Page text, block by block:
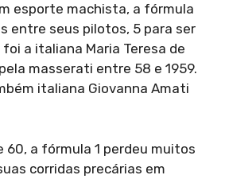
esporte machista, a fórmula
entre seus pilotos, 5 para ser
a italiana Maria Teresa de
masserati entre 58 e 1959.
italiana Giovanna Amati
60, a fórmula 1 perdeu muitos
corridas precárias em